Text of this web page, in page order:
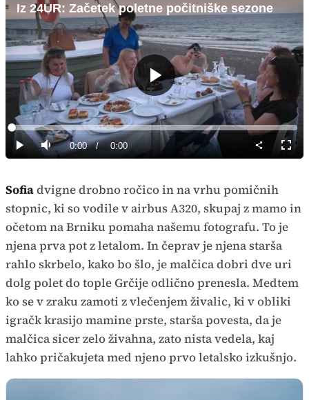
Iz 24UR: Začetek poletne počitniške sezone
Predvajaj
Predvajaj
Tiho Current
0:00 / Duration
0:00
Loaded:
0%
način
Sofiadvigne drobno ročico in na vrhu pomičnih
stopnic, ki so vodile v airbus A320, skupaj z mamo in
očetom na Brniku pomaha našemu fotografu. To je
njena prva pot z letalom. In čeprav je njena starša
rahlo skrbelo, kako bo šlo, je malčica dobri dve uri
dolg polet do tople Grčije odlično prenesla. Medtem
ko se v zraku zamoti z vlečenjem živalic, ki v obliki
igračk krasijo mamine prste, starša povesta, da je
malčica sicer zelo živahna, zato nista vedela, kaj
lahko pričakujeta med njeno prvo letalsko izkušnjo.